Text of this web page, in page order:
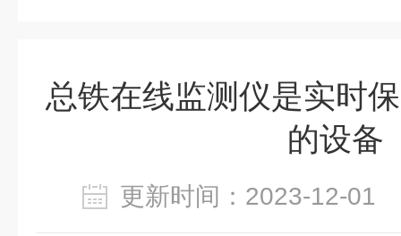
总铁在线监测仪是实时
的设备
更新时间：2023-12-